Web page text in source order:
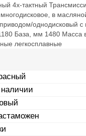
4х-тактный
в
однодисковый с
База, мм 1480 Масса
легкосплавные